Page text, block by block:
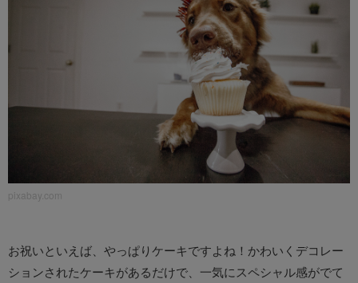
pixabay.com
お祝いといえば、やっぱりケーキですよね！かわいくデコレー
ションされたケーキがあるだけで、一気にスペシャル感がでて